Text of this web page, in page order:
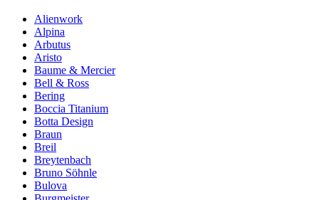
Alienwork
Alpina
Arbutus
Aristo
Baume & Mercier
Bell & Ross
Bering
Boccia Titanium
Botta Design
Braun
Breil
Breytenbach
Bruno Söhnle
Bulova